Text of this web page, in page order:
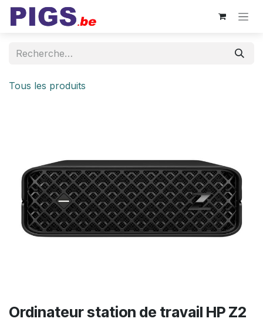
Se rendre au contenu
Tous les produits
Ordinateur station de travail HP Z2